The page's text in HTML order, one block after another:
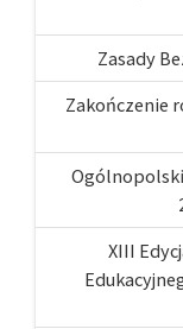
Zasady
Zakończenie
Ogólnopolski
XIII